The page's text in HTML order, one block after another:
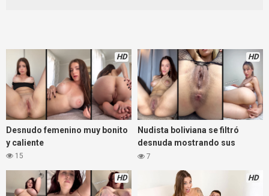
HD
Desnudo femenino muy bonito
y caliente
15
HD
Nudista boliviana se filtró
desnuda mostrando sus
curvas
7
HD HD